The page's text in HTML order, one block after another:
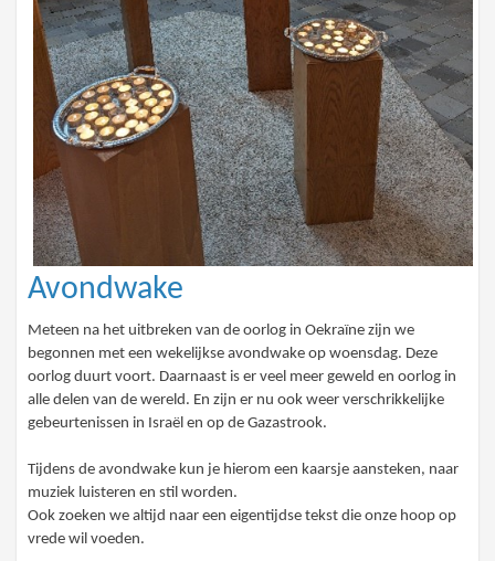
Avondwake
Meteen na het uitbreken van de oorlog in Oekraïne zijn we
begonnen met een wekelijkse avondwake op woensdag. Deze
oorlog duurt voort. Daarnaast is er veel meer geweld en oorlog in
alle delen van de wereld. En zijn er nu ook weer verschrikkelijke
gebeurtenissen in Israël en op de Gazastrook.
Tijdens de avondwake kun je hierom een kaarsje aansteken, naar
muziek luisteren en stil worden.
Ook zoeken we altijd naar een eigentijdse tekst die onze hoop op
vrede wil voeden.